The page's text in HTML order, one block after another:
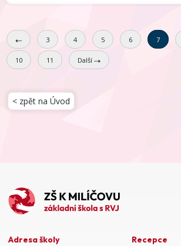
3 4 5 6 7
10 11 Další
< zpět na Úvod
Adresa školy Recepce